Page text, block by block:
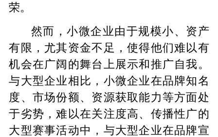
荣。
然而，小微企业由于规模小、资产
有限，尤其资金不足，使得他们难以有
机会在广阔的舞台上展示和推广自我。
与大型企业相比，小微企业在品牌知名
度、市场份额、资源获取能力等方面处
于劣势，难以在关注度高、传播性广的
大型赛事活动中，与大型企业在品牌宣